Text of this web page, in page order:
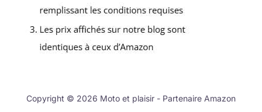
Copyright © 2026 Moto et plaisir - Partenaire Amazon